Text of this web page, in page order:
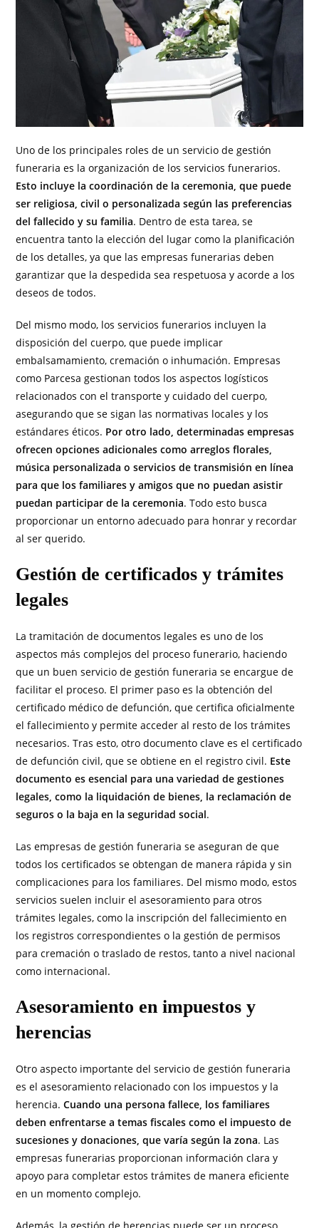
Uno de los principales roles de un servicio de gestión
funeraria es la organización de los servicios funerarios.
Esto incluye la coordinación de la ceremonia, que puede
ser religiosa, civil o personalizada según las preferencias
del fallecido y su familia. Dentro de esta tarea, se
encuentra tanto la elección del lugar como la planificación
de los detalles, ya que las empresas funerarias deben
garantizar que la despedida sea respetuosa y acorde a los
deseos de todos.
Del mismo modo, los servicios funerarios incluyen la
disposición del cuerpo, que puede implicar
embalsamamiento, cremación o inhumación. Empresas
como Parcesa gestionan todos los aspectos logísticos
relacionados con el transporte y cuidado del cuerpo,
asegurando que se sigan las normativas locales y los
estándares éticos. Por otro lado, determinadas empresas
ofrecen opciones adicionales como arreglos florales,
música personalizada o servicios de transmisión en línea
para que los familiares y amigos que no puedan asistir
puedan participar de la ceremonia. Todo esto busca
proporcionar un entorno adecuado para honrar y recordar
al ser querido.
Gestión de certificados y trámites
legales
La tramitación de documentos legales es uno de los
aspectos más complejos del proceso funerario, haciendo
que un buen servicio de gestión funeraria se encargue de
facilitar el proceso. El primer paso es la obtención del
certificado médico de defunción, que certifica oficialmente
el fallecimiento y permite acceder al resto de los trámites
necesarios. Tras esto, otro documento clave es el certificado
de defunción civil, que se obtiene en el registro civil. Este
documento es esencial para una variedad de gestiones
legales, como la liquidación de bienes, la reclamación de
seguros o la baja en la seguridad social.
Las empresas de gestión funeraria se aseguran de que
todos los certificados se obtengan de manera rápida y sin
complicaciones para los familiares. Del mismo modo, estos
servicios suelen incluir el asesoramiento para otros
trámites legales, como la inscripción del fallecimiento en
los registros correspondientes o la gestión de permisos
para cremación o traslado de restos, tanto a nivel nacional
como internacional.
Asesoramiento en impuestos y
herencias
Otro aspecto importante del servicio de gestión funeraria
es el asesoramiento relacionado con los impuestos y la
herencia.Cuando una persona fallece, los familiares
deben enfrentarse a temas fiscales como el impuesto de
sucesiones y donaciones, que varía según la zona. Las
empresas funerarias proporcionan información clara y
apoyo para completar estos trámites de manera eficiente
en un momento complejo.